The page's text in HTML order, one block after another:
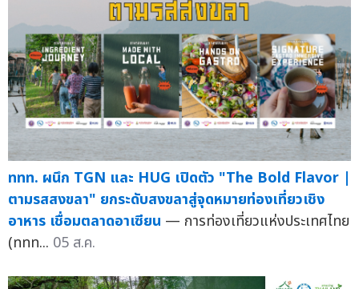
ททท. ผนึก TGN และ HUG เปิดตัว "The Bold Flavor |
ตามรสสงขลา" ยกระดับสงขลาสู่จุดหมายท่องเที่ยวเชิง
อาหาร เชื่อมตลาดอาเซียน — การท่องเที่ยวแห่งประเทศไทย
(ททท... 05 ส.ค.